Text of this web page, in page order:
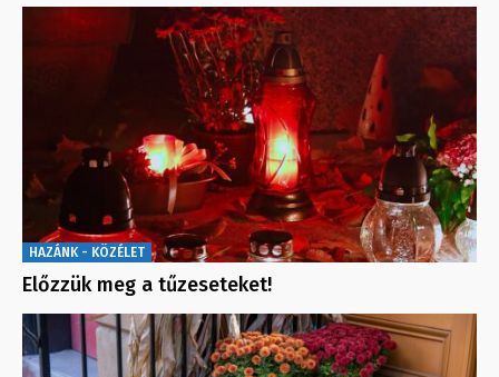
HAZÁNK - KÖZÉLET
Előzzük meg a tűzeseteket!